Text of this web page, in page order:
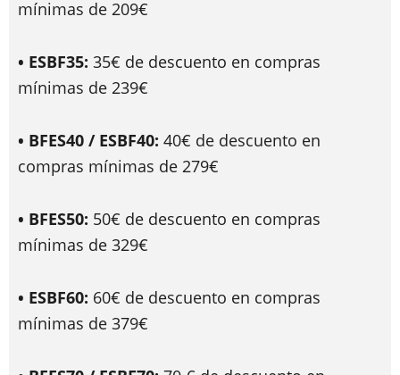
mínimas de 209€
• ESBF35: 35€ de descuento en compras
mínimas de 239€
• BFES40 / ESBF40: 40€ de descuento en
compras mínimas de 279€
• BFES50: 50€ de descuento en compras
mínimas de 329€
• ESBF60: 60€ de descuento en compras
mínimas de 379€